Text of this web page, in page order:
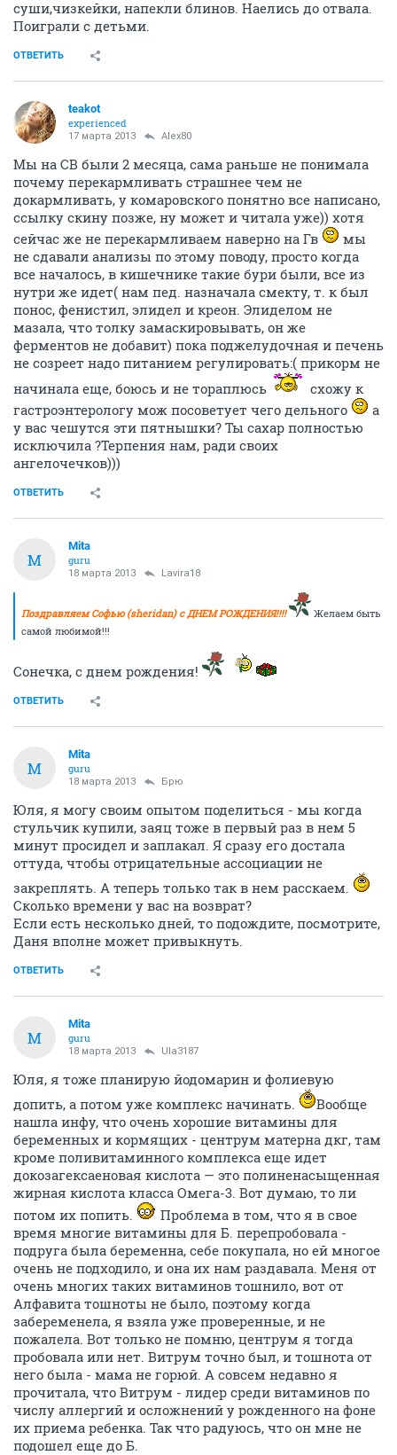
суши,чизкейки, напекли блинов. Наелись до отвала.
Поиграли с детьми.
ОТВЕТИТЬ
teakot
experienced
17 марта 2013 Alex80
Мы на СВ были 2 месяца, сама раньше не понимала
почему перекармливать страшнее чем не
докармливать, у комаровского понятно все написано,
ссылку скину позже, ну может и читала уже)) хотя
сейчас же не перекармливаем наверно на Гв
мы
не сдавали анализы по этому поводу, просто когда
все началось, в кишечнике такие бури были, все из
нутри же идет( нам пед. назначала смекту, т. к был
понос, фенистил, элидел и креон. Элиделом не
мазала, что толку замаскировывать, он же
ферментов не добавит) пока поджелудочная и печень
не созреет надо питанием регулировать:( прикорм не
начинала еще, боюсь и не тораплюсь
схожу к
гастроэнтерологу мож посоветует чего дельного
а
у вас чешутся эти пятнышки? Ты сахар полностью
исключила ?Терпения нам, ради своих
ангелочечков)))
ОТВЕТИТЬ
M
Mita
guru
18 марта 2013 Lavira18
Поздравляем Софью (sheridan) с ДНЕМ РОЖДЕНИЯ!!!!
Желаем быть
самой любимой!!!
Сонечка, с днем рождения!
ОТВЕТИТЬ
M
Mita
guru
18 марта 2013 Брю
Юля, я могу своим опытом поделиться - мы когда
стульчик купили, заяц тоже в первый раз в нем 5
минут просидел и заплакал. Я сразу его достала
оттуда, чтобы отрицательные ассоциации не
закреплять. А теперь только так в нем расскаем.
Сколько времени у вас на возврат?
Если есть несколько дней, то подождите, посмотрите,
Даня вполне может привыкнуть.
ОТВЕТИТЬ
M
Mita
guru
18 марта 2013 Ula3187
Юля, я тоже планирую йодомарин и фолиевую
допить, а потом уже комплекс начинать.
Вообще
нашла инфу, что очень хорошие витамины для
беременных и кормящих - центрум матерна дкг, там
кроме поливитаминного комплекса еще идет
докозагексаеновая кислота — это полиненасыщенная
жирная кислота класса Омега-3. Вот думаю, то ли
потом их попить.
Проблема в том, что я в свое
время многие витамины для Б. перепробовала -
подруга была беременна, себе покупала, но ей многое
очень не подходило, и она их нам раздавала. Меня от
очень многих таких витаминов тошнило, вот от
Алфавита тошноты не было, поэтому когда
забеременела, я взяла уже проверенные, и не
пожалела. Вот только не помню, центрум я тогда
пробовала или нет. Витрум точно был, и тошнота от
него была - мама не горюй. А совсем недавно я
прочитала, что Витрум - лидер среди витаминов по
числу аллергий и осложнений у рожденного на фоне
их приема ребенка. Так что радуюсь, что он мне не
подошел еще до Б.